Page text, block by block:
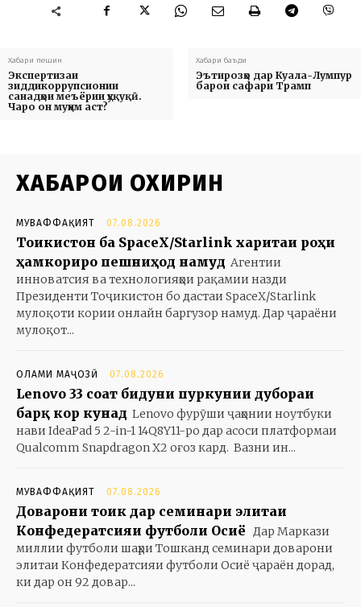
Хабари пешин
Экспертизаи
зиддикоррупсионии
санадҳои меъёрии ҳуқуқӣ.
Чаро он муҳим аст?
Хабари баъди
Эътирозҳо дар Куала-Лумпур
барои сафари Трамп
ХАБАРҲОИ ОХИРИН
МУВАФФАҚИЯТ 07.08.2026
Тоҷикистон ба SpaceX/Starlink харитаи роҳи
ҳамкориро пешниҳод намуд Агентии
инноватсия ва технологияҳои рақамии назди
Президенти Тоҷикистон бо дастаи SpaceX/Starlink
мулоқоти кории онлайн баргузор намуд. Дар ҷараёни
мулоқот...
ОЛАМИ МАҶОЗӢ 07.08.2026
Lenovo 33 соат бидуни пуркунии дубораи
барқ кор кунад Lenovo фурӯши ҷаҳонии ноутбуки
нави IdeaPad 5 2-in-1 14Q8Y11-ро дар асоси платформаи
Qualcomm Snapdragon X2 оғоз кард. Вазни ин...
МУВАФФАҚИЯТ 07.08.2026
Доварони тоҷик дар семинари элитаи
Конфедератсияи футболи Осиё Дар Маркази
миллии футболи шаҳри Тошканд семинари доварони
элитаи Конфедератсияи футболи Осиё ҷараён дорад,
ки дар он 92 довар...